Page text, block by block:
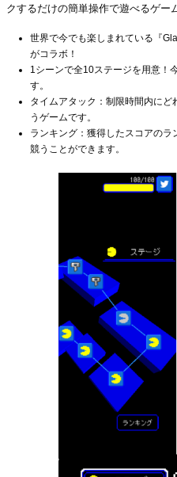
クするだけの簡単操作で遊べるゲー
世界で今でも楽しまれている『
がコラボ！
1シーンで全10ステージを用意！
す。
タイムアタック：制限時間内に
うゲームです。
ランキング：獲得したスコアの
競うことができます。